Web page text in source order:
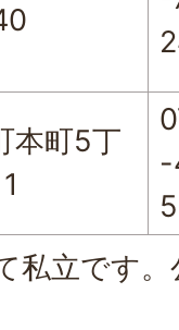
本町5丁
私立です